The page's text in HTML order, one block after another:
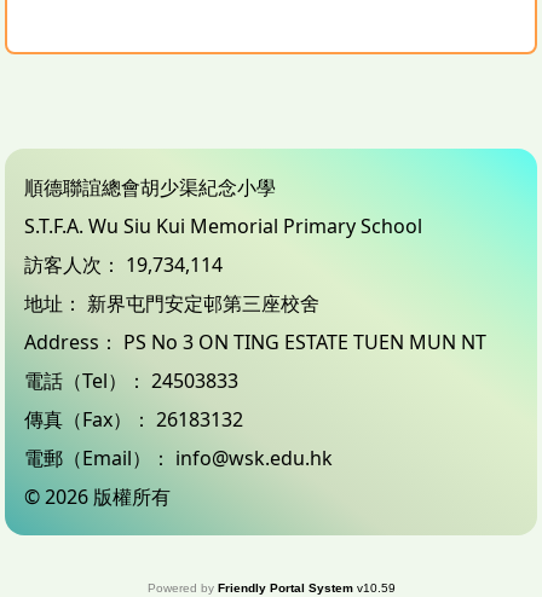
順德聯誼總會胡少渠紀念小學
S.T.F.A. Wu Siu Kui Memorial Primary School
訪客人次： 19,734,114
地址： 新界屯門安定邨第三座校舍
Address： PS No 3 ON TING ESTATE TUEN MUN NT
電話（Tel）： 24503833
傳真（Fax）： 26183132
電郵（Email）： info@wsk.edu.hk
© 2026 版權所有
Powered by Friendly Portal System v10.59